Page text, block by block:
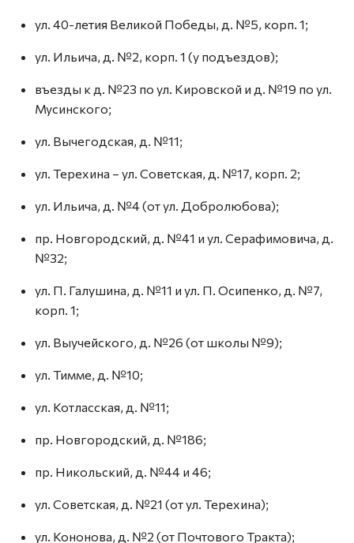
ул. 40-летия Великой Победы, д. №5, корп. 1;
ул. Ильича, д. №2, корп. 1 (у подъездов);
въезды к д. №23 по ул. Кировской и д. №19 по ул.
Мусинского;
ул. Вычегодская, д. №11;
ул. Терехина – ул. Советская, д. №17, корп. 2;
ул. Ильича, д. №4 (от ул. Добролюбова);
пр. Новгородский, д. №41 и ул. Серафимовича, д.
№32;
ул. П. Галушина, д. №11 и ул. П. Осипенко, д. №7,
корп. 1;
ул. Выучейского, д. №26 (от школы №9);
ул. Тимме, д. №10;
ул. Котласская, д. №11;
пр. Новгородский, д. №186;
пр. Никольский, д. №44 и 46;
ул. Советская, д. №21 (от ул. Терехина);
ул. Кононова, д. №2 (от Почтового Тракта);